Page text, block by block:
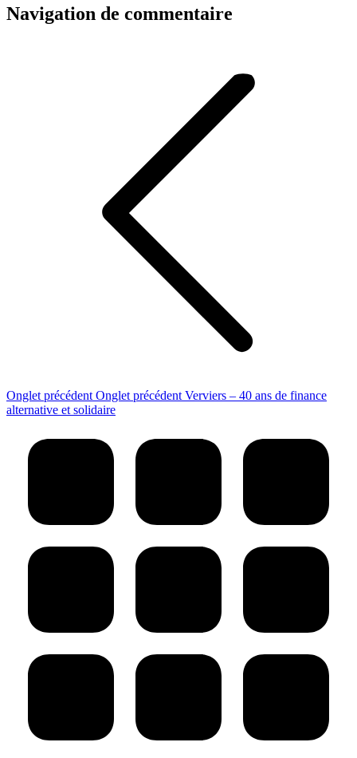
Navigation de commentaire
Onglet précédent Onglet précédent Verviers – 40 ans de finance
alternative et solidaire